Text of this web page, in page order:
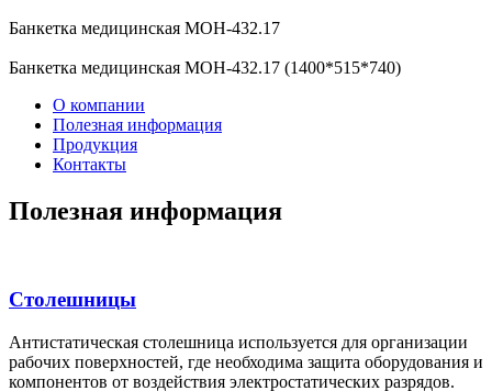
Банкетка медицинская МОН-432.17
Банкетка медицинская МОН-432.17 (1400*515*740)
О компании
Полезная информация
Продукция
Контакты
Полезная информация
Столешницы
Антистатическая столешница используется для организации
рабочих поверхностей, где необходима защита оборудования и
компонентов от воздействия электростатических разрядов.